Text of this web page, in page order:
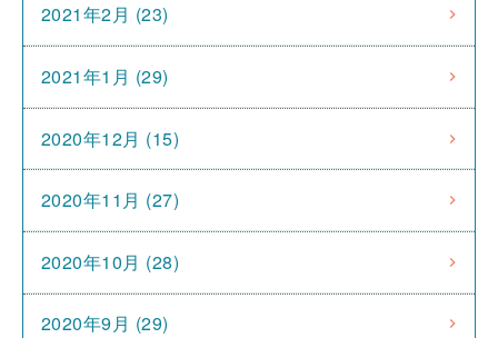
2021年2月 (23)
2021年1月 (29)
2020年12月 (15)
2020年11月 (27)
2020年10月 (28)
2020年9月 (29)